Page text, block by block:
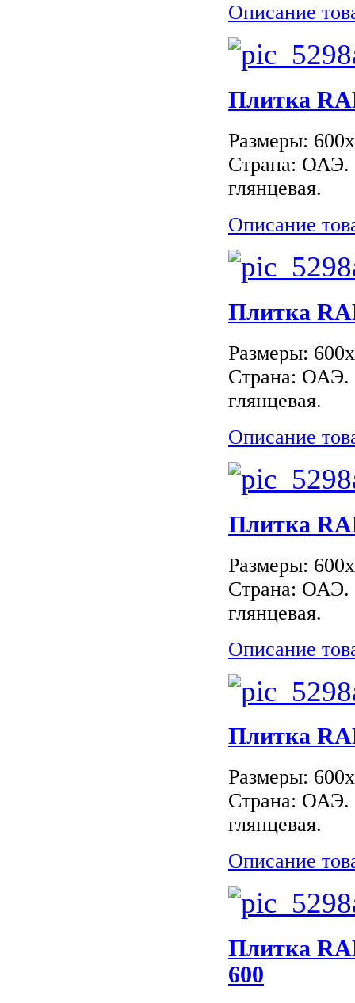
Описание
Плитка
Размеры:
Страна: ОАЭ.
глянцевая.
Описание
Плитка
Размеры:
Страна: ОАЭ.
глянцевая.
Описание
Плитка
Размеры:
Страна: ОАЭ.
глянцевая.
Описание
Плитка
Размеры:
Страна: ОАЭ.
глянцевая.
Описание
Плитка
600